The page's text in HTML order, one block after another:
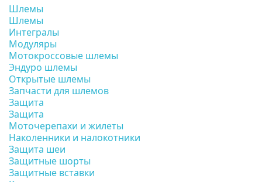
Шлемы
Шлемы
Интегралы
Модуляры
Мотокроссовые шлемы
Эндуро шлемы
Открытые шлемы
Запчасти для шлемов
Защита
Защита
Моточерепахи и жилеты
Наколенники и налокотники
Защита шеи
Защитные шорты
Защитные вставки